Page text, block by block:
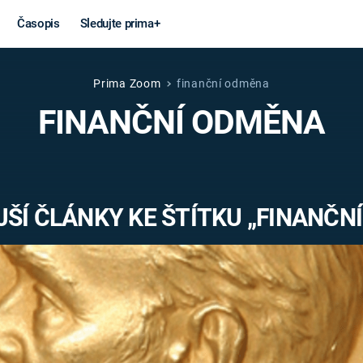
Časopis Sledujte prima+
Věda a
technika
MARS
Války
VÁLEČNÉ
Záhady a
Prima Zoom finanční odměna
FINANČNÍ ODMĚNA
ČLÁNKY KE ŠTÍTKU